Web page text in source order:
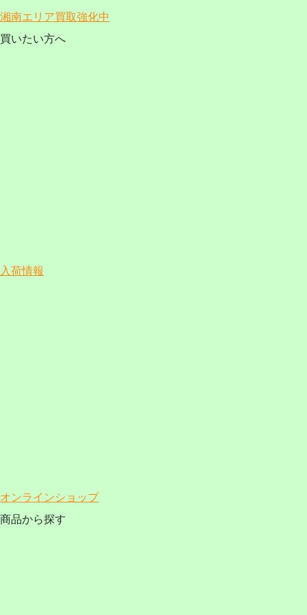
湘南エリア買取強化中
買いたい方へ
入荷情報
オンラインショップ
商品から探す